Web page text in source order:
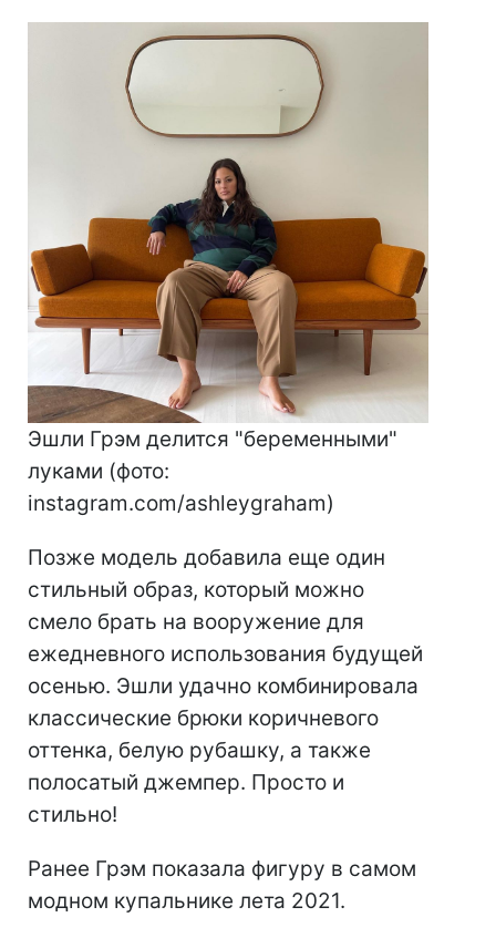
Эшли Грэм делится "беременными"
луками (фото:
instagram.com/ashleygraham)
Позже модель добавила еще один
стильный образ, который можно
смело брать на вооружение для
ежедневного использования будущей
осенью. Эшли удачно комбинировала
классические брюки коричневого
оттенка, белую рубашку, а также
полосатый джемпер. Просто и
стильно!
Ранее Грэм показала фигуру в самом
модном купальнике лета 2021.